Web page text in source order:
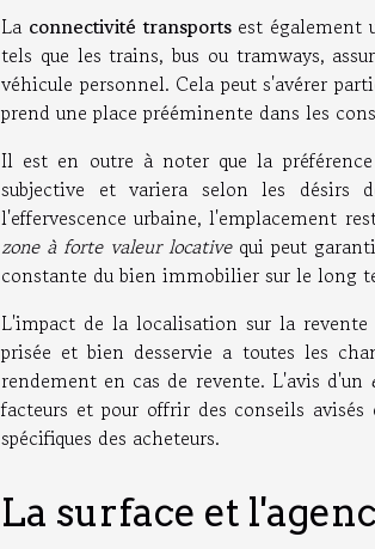
La connectivité transportsest également
tels que les trains, bus ou tramways,
véhicule personnel. Cela peut s'avérer
prend une place prééminente dans les
Il est en outre à noter que la
subjective et variera selon les désirs
l'effervescence urbaine, l'emplacement
zone à forte valeur locativequi peut
constante du bien immobilier sur le long
L'impact de la localisation sur la
prisée et bien desservie a toutes les
rendement en cas de revente. L'avis d'un
facteurs et pour offrir des conseils
spécifiques des acheteurs.
La surface et